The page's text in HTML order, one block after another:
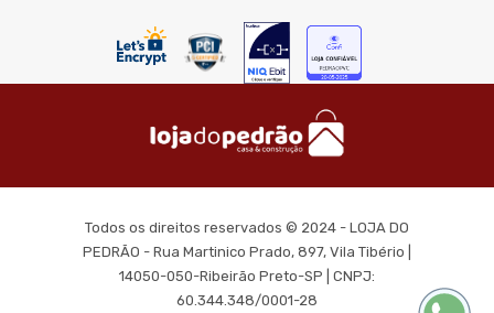
Todos os direitos reservados © 2024 - LOJA DO
PEDRÃO - Rua Martinico Prado, 897, Vila Tibério |
14050-050-Ribeirão Preto-SP | CNPJ:
60.344.348/0001-28